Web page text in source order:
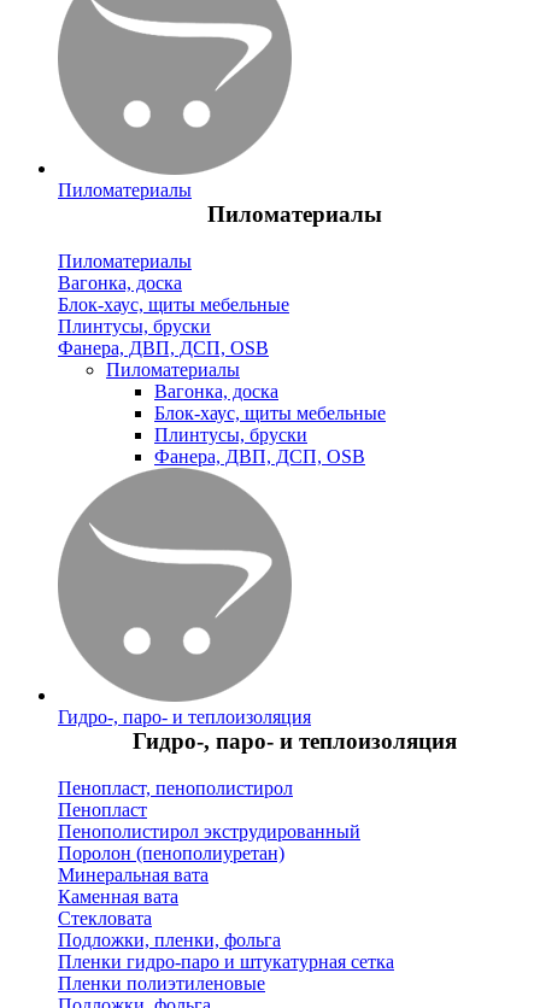
Пиломатериалы
Пиломатериалы
Пиломатериалы
Вагонка, доска
Блок-хаус, щиты мебельные
Плинтусы, бруски
Фанера, ДВП, ДСП, OSB
Пиломатериалы
Вагонка, доска
Блок-хаус, щиты мебельные
Плинтусы, бруски
Фанера, ДВП, ДСП, OSB
Гидро-, паро- и теплоизоляция
Гидро-, паро- и теплоизоляция
Пенопласт, пенополистирол
Пенопласт
Пенополистирол экструдированный
Поролон (пенополиуретан)
Минеральная вата
Каменная вата
Стекловата
Подложки, пленки, фольга
Пленки гидро-паро и штукатурная сетка
Пленки полиэтиленовые